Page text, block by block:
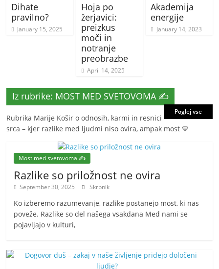
Dihate
pravilno?
January 15, 2025
Hoja po
žerjavici:
preizkus
moči in
notranje
preobrazbe
April 14, 2025
Akademija
energije
January 14, 2023
Iz rubrike: MOST MED SVETOVOMA ✍️
Poglej vse
Rubrika Marije Košir o odnosih, karmi in resnici
srca – kjer razlike med ljudmi niso ovira, ampak most 💛
Most med svetovoma ✍️
Razlike so priložnost ne ovira
September 30, 2025 Skrbnik
Ko izberemo razumevanje, razlike postanejo most, ki nas
poveže. Razlike so del našega vsakdana Med nami se
pojavljajo v kulturi,